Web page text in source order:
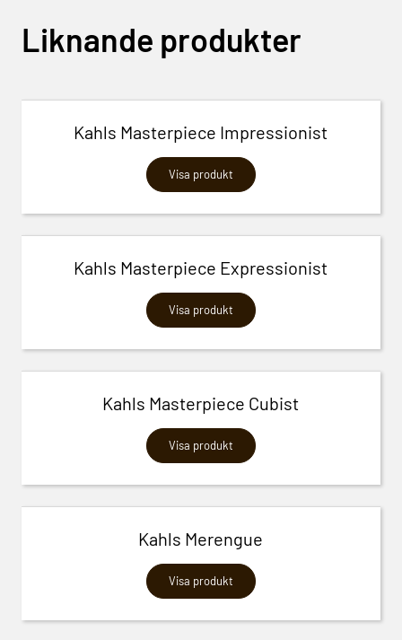
Liknande produkter
Kahls Masterpiece Impressionist
Visa produkt
Kahls Masterpiece Expressionist
Visa produkt
Kahls Masterpiece Cubist
Visa produkt
Kahls Merengue
Visa produkt